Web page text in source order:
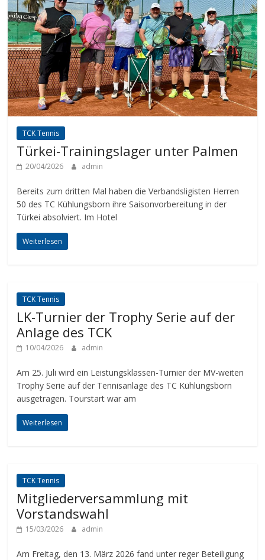
TCK Tennis
Türkei-Trainingslager unter Palmen
20/04/2026 admin
Bereits zum dritten Mal haben die Verbandsligisten Herren
50 des TC Kühlungsborn ihre Saisonvorbereitung in der
Türkei absolviert. Im Hotel
Weiterlesen
TCK Tennis
LK-Turnier der Trophy Serie auf der
Anlage des TCK
10/04/2026 admin
Am 25. Juli wird ein Leistungsklassen-Turnier der MV-weiten
Trophy Serie auf der Tennisanlage des TC Kühlungsborn
ausgetragen. Tourstart war am
Weiterlesen
TCK Tennis
Mitgliederversammlung mit
Vorstandswahl
15/03/2026 admin
Am Freitag, den 13. März 2026 fand unter reger Beteiligung